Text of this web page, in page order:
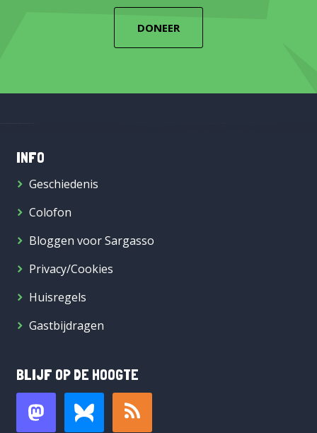
DONEER
INFO
Geschiedenis
Colofon
Bloggen voor Sargasso
Privacy/Cookies
Huisregels
Gastbijdragen
BLIJF OP DE HOOGTE